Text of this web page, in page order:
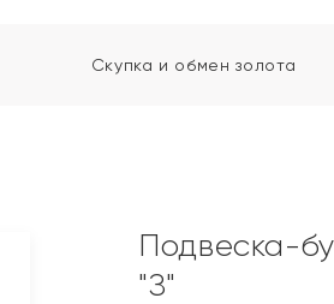
Скупка и обмен золота
Подвеска-
"З"